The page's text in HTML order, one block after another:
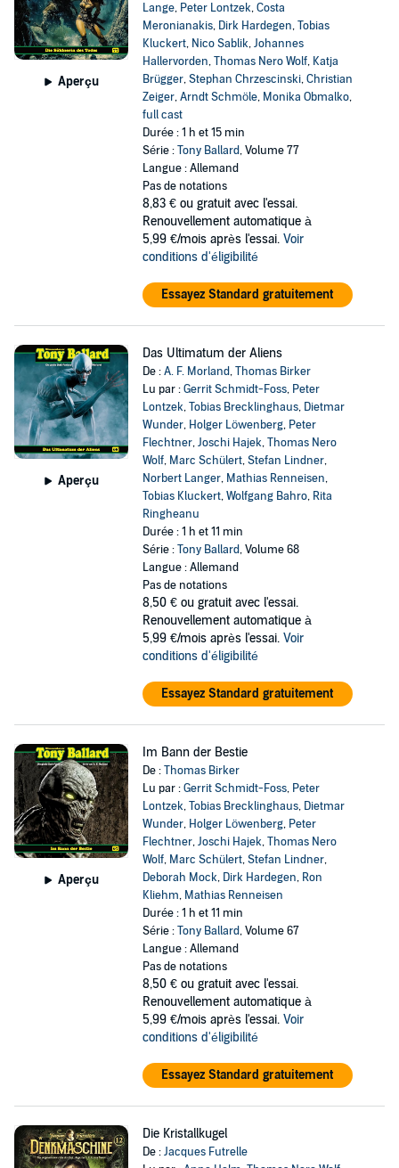
Aperçu
Lange, Peter Lontzek,Costa
Meronianakis, Dirk Hardegen,Tobias
Kluckert, Nico Sablik,Johannes
Hallervorden,Thomas Nero Wolf, Katja
Brügger,Stephan Chrzescinski,Christian
Zeiger,Arndt Schmöle, Monika Obmalko,
full cast
Durée : 1 h et 15 min
Série :Tony Ballard, Volume 77
Langue : Allemand
Pas de notations
8,83 € ou gratuit avec l'essai.
Renouvellement automatique à
5,99 €/mois après l'essai. Voir
conditions d'éligibilité
Essayez Standard gratuitement
Aperçu
Das Ultimatum der Aliens
De :A. F. Morland,Thomas Birker
Lu par :Gerrit Schmidt-Foss, Peter
Lontzek,Tobias Brecklinghaus, Dietmar
Wunder, Holger Löwenberg, Peter
Flechtner,Joschi Hajek,Thomas Nero
Wolf, Marc Schülert,Stefan Lindner,
Norbert Langer, Mathias Renneisen,
Tobias Kluckert,Wolfgang Bahro, Rita
Ringheanu
Durée : 1 h et 11 min
Série :Tony Ballard, Volume 68
Langue : Allemand
Pas de notations
8,50 € ou gratuit avec l'essai.
Renouvellement automatique à
5,99 €/mois après l'essai. Voir
conditions d'éligibilité
Essayez Standard gratuitement
Aperçu
Im Bann der Bestie
De :Thomas Birker
Lu par :Gerrit Schmidt-Foss, Peter
Lontzek,Tobias Brecklinghaus, Dietmar
Wunder, Holger Löwenberg, Peter
Flechtner,Joschi Hajek,Thomas Nero
Wolf, Marc Schülert,Stefan Lindner,
Deborah Mock, Dirk Hardegen, Ron
Kliehm, Mathias Renneisen
Durée : 1 h et 11 min
Série :Tony Ballard, Volume 67
Langue : Allemand
Pas de notations
8,50 € ou gratuit avec l'essai.
Renouvellement automatique à
5,99 €/mois après l'essai. Voir
conditions d'éligibilité
Essayez Standard gratuitement
Die Kristallkugel
De :Jacques Futrelle